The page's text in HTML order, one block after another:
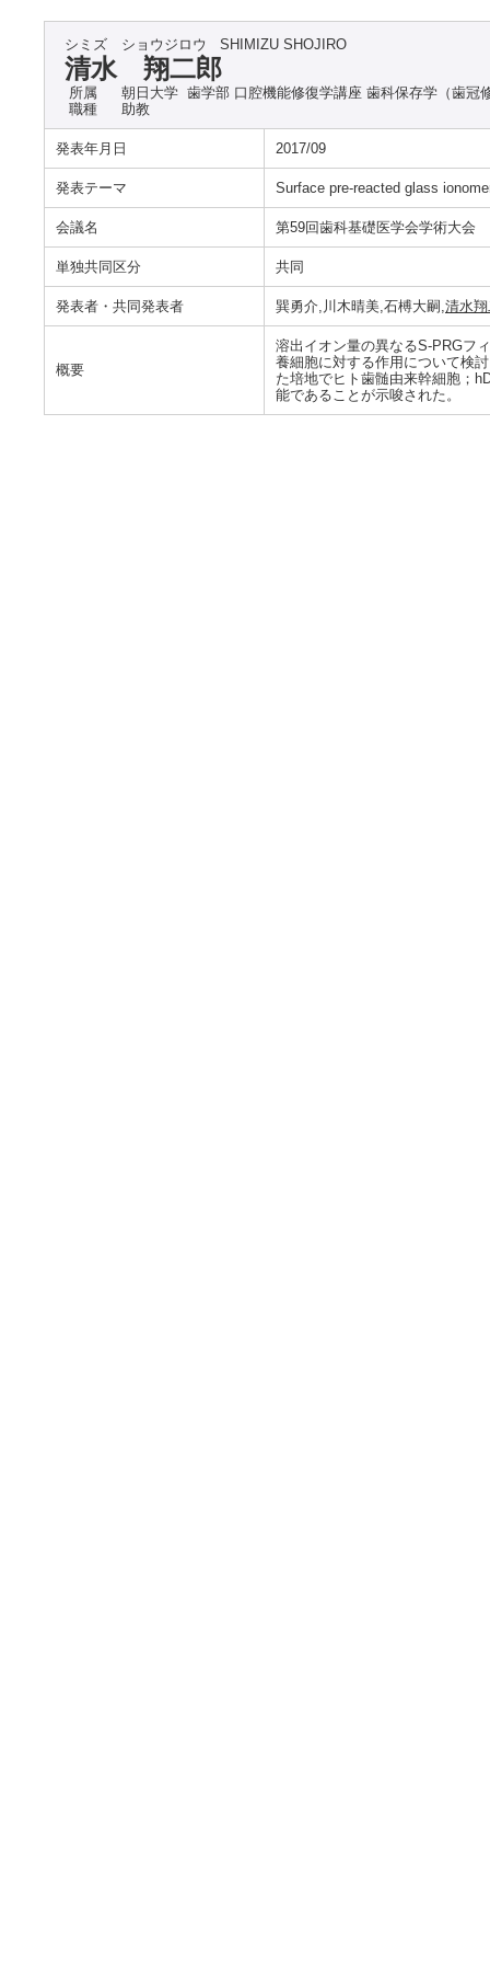
シミズ ショウジロウ SHIMIZU SHOJIRO
清水 翔二郎
所属
朝日大学 歯学部 口腔機能修復学講座 歯科保存学（歯冠
職種
助教
発表年月日 2017/09
発表テーマ Surface pre-reacted glass
会議名 第59回歯科基礎医学会学術大会
単独共同区分 共同
発表者・共同発表者 巽勇介,川木晴美,石榑大嗣,清水
概要
溶出イオン量の異なるS-PRGフ
養細胞に対する作用について検
た培地でヒト歯髄由来幹細胞；
能であることが示唆された。